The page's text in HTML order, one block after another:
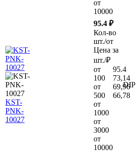
от
10000
KST-
PNK-
10027
95.4 ₽
Кол-во
шт./от
Цена за
шт./₽
от
100
от
500
от
1000
от
3000
от
10000
95.4
73,14
69,96
66,78
DIP